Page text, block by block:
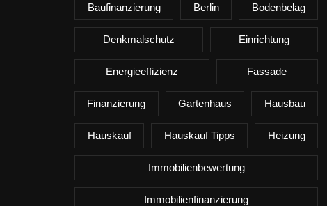
Baufinanzierung Berlin Bodenbelag
Denkmalschutz Einrichtung
Energieeffizienz Fassade
Finanzierung Gartenhaus Hausbau
Hauskauf Hauskauf Tipps Heizung
Immobilienbewertung
Immobilienfinanzierung